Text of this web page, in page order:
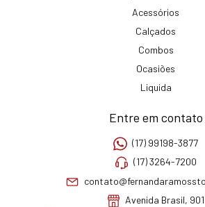
Acessórios
Calçados
Combos
Ocasiões
Liquida
Entre em contato
(17) 99198-3877
(17) 3264-7200
Avenida Brasil, 901